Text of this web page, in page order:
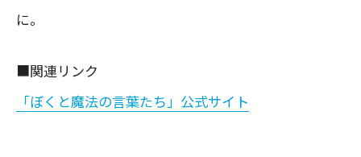
に。
■関連リンク
「ぼくと魔法の言葉たち」公式サイト